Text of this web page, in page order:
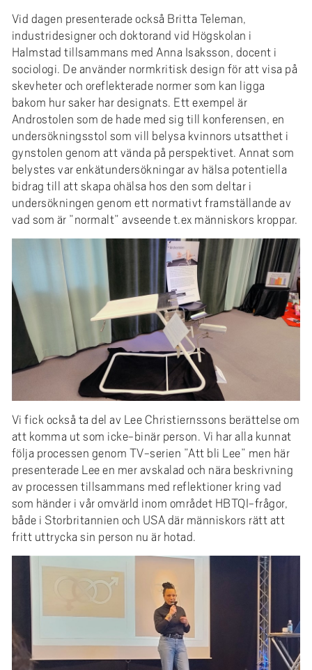
Vid dagen presenterade också Britta Teleman,
industridesigner och doktorand vid Högskolan i
Halmstad tillsammans med Anna Isaksson, docent i
sociologi. De använder normkritisk design för att visa på
skevheter och oreflekterade normer som kan ligga
bakom hur saker har designats. Ett exempel är
Androstolen som de hade med sig till konferensen, en
undersökningsstol som vill belysa kvinnors utsatthet i
gynstolen genom att vända på perspektivet. Annat som
belystes var enkätundersökningar av hälsa potentiella
bidrag till att skapa ohälsa hos den som deltar i
undersökningen genom ett normativt framställande av
vad som är ”normalt” avseende t.ex människors kroppar.
Vi fick också ta del av Lee Christiernssons berättelse om
att komma ut som icke-binär person. Vi har alla kunnat
följa processen genom TV-serien ”Att bli Lee” men här
presenterade Lee en mer avskalad och nära beskrivning
av processen tillsammans med reflektioner kring vad
som händer i vår omvärld inom området HBTQI-frågor,
både i Storbritannien och USA där människors rätt att
fritt uttrycka sin person nu är hotad.